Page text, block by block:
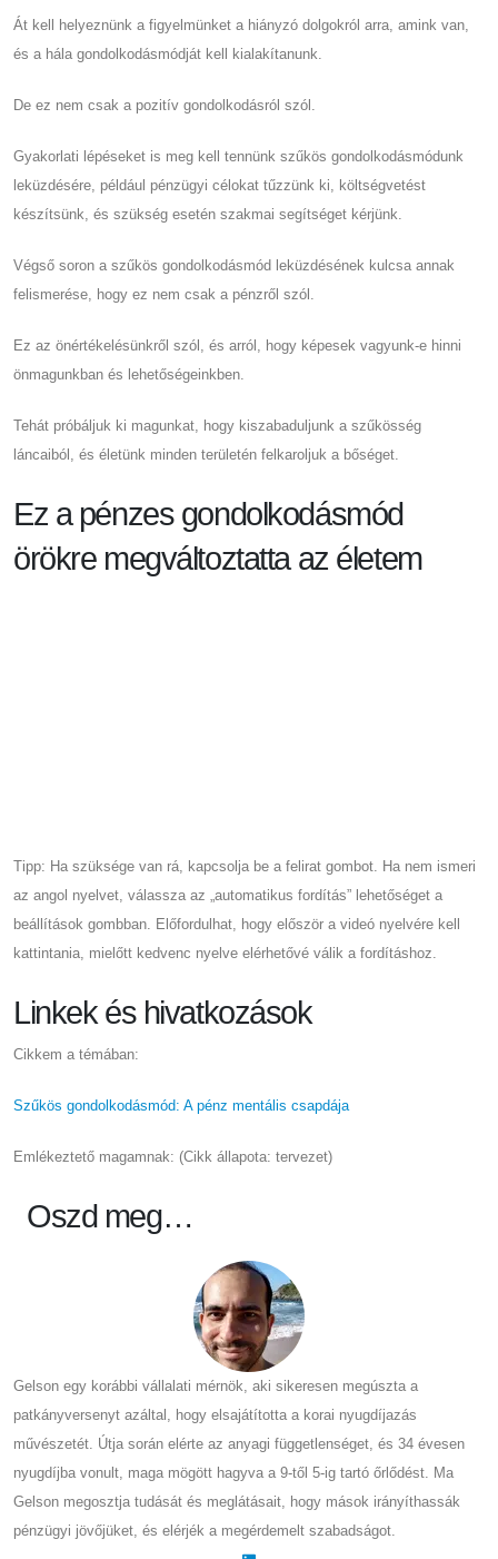
Át kell helyeznünk a figyelmünket a hiányzó dolgokról arra, amink van,
és a hála gondolkodásmódját kell kialakítanunk.
De ez nem csak a pozitív gondolkodásról szól.
Gyakorlati lépéseket is meg kell tennünk szűkös gondolkodásmódunk
leküzdésére, például pénzügyi célokat tűzzünk ki, költségvetést
készítsünk, és szükség esetén szakmai segítséget kérjünk.
Végső soron a szűkös gondolkodásmód leküzdésének kulcsa annak
felismerése, hogy ez nem csak a pénzről szól.
Ez az önértékelésünkről szól, és arról, hogy képesek vagyunk-e hinni
önmagunkban és lehetőségeinkben.
Tehát próbáljuk ki magunkat, hogy kiszabaduljunk a szűkösség
láncaiból, és életünk minden területén felkaroljuk a bőséget.
Ez a pénzes gondolkodásmód
örökre megváltoztatta az életem
Tipp: Ha szüksége van rá, kapcsolja be a felirat gombot. Ha nem ismeri
az angol nyelvet, válassza az „automatikus fordítás” lehetőséget a
beállítások gombban. Előfordulhat, hogy először a videó nyelvére kell
kattintania, mielőtt kedvenc nyelve elérhetővé válik a fordításhoz.
Linkek és hivatkozások
Cikkem a témában:
Szűkös gondolkodásmód: A pénz mentális csapdája
Emlékeztető magamnak: (Cikk állapota: tervezet)
Oszd meg…
Gelson egy korábbi vállalati mérnök, aki sikeresen megúszta a
patkányversenyt azáltal, hogy elsajátította a korai nyugdíjazás
művészetét. Útja során elérte az anyagi függetlenséget, és 34 évesen
nyugdíjba vonult, maga mögött hagyva a 9-től 5-ig tartó őrlődést. Ma
Gelson megosztja tudását és meglátásait, hogy mások irányíthassák
pénzügyi jövőjüket, és elérjék a megérdemelt szabadságot.